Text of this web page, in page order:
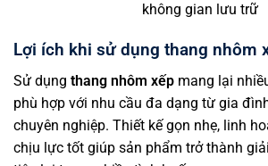
không gian lưu trữ
Lợi ích khi sử dụng thang nhôm
Sử dụng thang nhôm xếp mang lại
phù hợp với nhu cầu đa dạng từ gia
chuyên nghiệp. Thiết kế gọn nhẹ, linh
chịu lực tốt giúp sản phẩm trở thành